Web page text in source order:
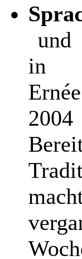
und
in